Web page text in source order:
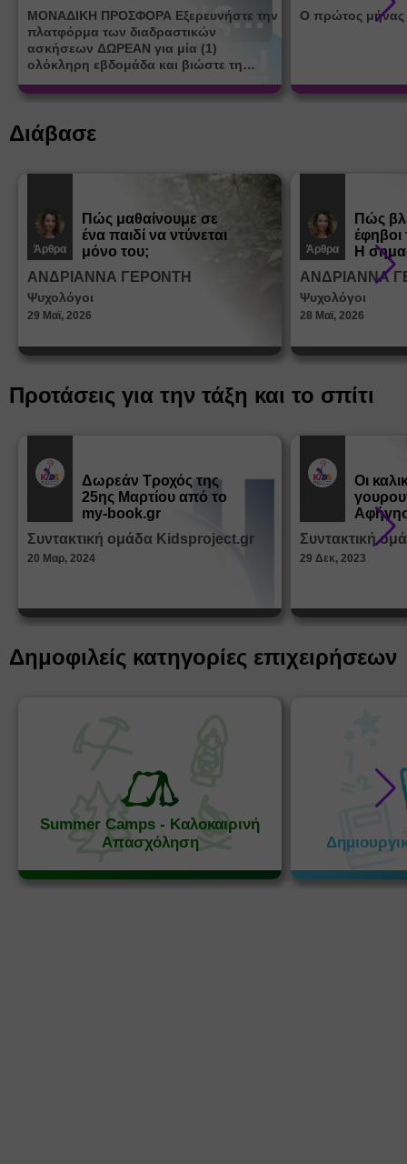
ΜΟΝΑΔΙΚΗ ΠΡΟΣΦΟΡΑ Εξερευνήστε την
πλατφόρμα των διαδραστικών
ασκήσεων ΔΩΡΕΑΝ για μία (1)
ολόκληρη εβδομάδα και βιώστε τη
learn.gr* * Αφορά νέες εγγραφές
Ο πρώτος
Διάβασε
Άρθρα
Πώς μαθαίνουμε σε
ένα παιδί να ντύνεται
μόνο του;
ΑΝΔΡΙΑΝΝΑ ΓΕΡΟΝΤΗ
Ψυχολόγοι
29 Μαϊ, 2026
Άρθρα
Πώς
Η
στη
ΑΝΔΡΙΑΝΝΑ
Ψυχολόγοι
28 Μαϊ, 2026
Προτάσεις για την τάξη και το σπίτι
Δωρεάν Tροχός της
25ης Μαρτίου από το
my-book.gr
Συντακτική ομάδα Kidsproject.gr
20 Μαρ, 2024
Οι
από τα
Συντακτική
29 Δεκ, 2023
Δημοφιλείς κατηγορίες επιχειρήσεων
Summer Camps - Καλοκαιρινή
Απασχόληση